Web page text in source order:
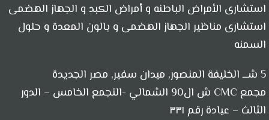
استشارى الأمراض الباطنه و أمراض الكبد و الجهاز الهضمى
استشارى مناظير الجهاز الهضمى و بالون المعدة و حلول
السمنه
5 شـــ الخليفة المنصور, ميدان سفير, مصر الجديدة
مجمع CMC ش ال90 الشمالي -التجمع الخامس – الدور
الثالث – عيادة رقم ٣٣١